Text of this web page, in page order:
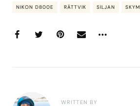
NIKON D800E RÄTTVIK SILJAN
WRITTEN BY